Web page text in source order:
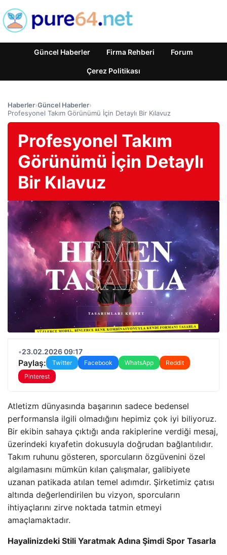
Güncel Haberler Firma Rehberi Forum
Çerez Politikası
Haberler›Güncel Haberler›
Profesyonel Takım Görünümü İçin Detaylı Bir Kılavuz
Profesyonel Takım
Görünümü İçin Detaylı
Bir Kılavuz
•23.02.2026 09:17
Paylaş: Twitter Facebook WhatsApp
Reddit
Pinterest
Atletizm dünyasında başarının sadece bedensel
performansla ilgili olmadığını hepimiz çok iyi biliyoruz.
Bir ekibin sahaya çıktığı anda rakiplerine verdiği mesaj,
üzerindeki kıyafetin dokusuyla doğrudan bağlantılıdır.
Takım ruhunu gösteren, sporcuların özgüvenini özel
algılamasını mümkün kılan çalışmalar, galibiyete
uzanan patikada atılan temel adımdır. Şirketimiz çatısı
altında değerlendirilen bu vizyon, sporcuların
ihtiyaçlarını zirve noktada tatmin etmeyi
amaçlamaktadır.
Hayalinizdeki Stili Yaratmak Adına Şimdi Spor Tasarla